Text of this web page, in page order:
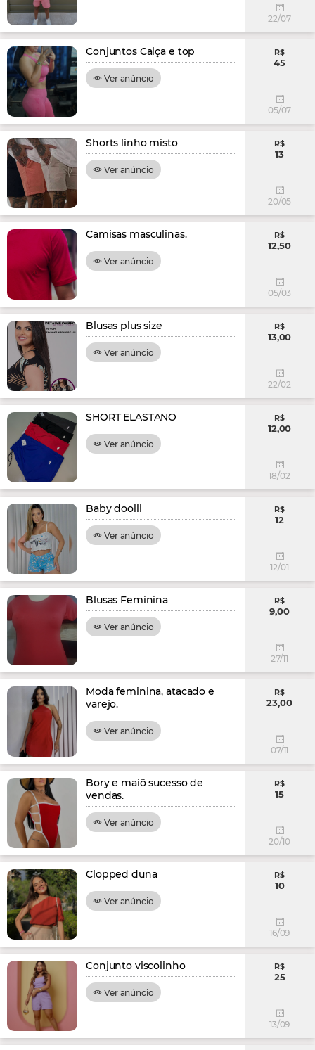
22/07
Conjuntos Calça e top
Ver anúncio
R$
45
05/07
Shorts linho misto
Ver anúncio
R$
13
20/05
Camisas masculinas.
Ver anúncio
R$
12,50
05/03
Blusas plus size
Ver anúncio
R$
13,00
22/02
SHORT ELASTANO
Ver anúncio
R$
12,00
18/02
Baby doolll
Ver anúncio
R$
12
12/01
Blusas Feminina
Ver anúncio
R$
9,00
27/11
Moda feminina, atacado e
varejo.
Ver anúncio
R$
23,00
07/11
Bory e maiô sucesso de
vendas.
Ver anúncio
R$
15
20/10
Clopped duna
Ver anúncio
R$
10
16/09
Conjunto viscolinho
Ver anúncio
R$
25
13/09